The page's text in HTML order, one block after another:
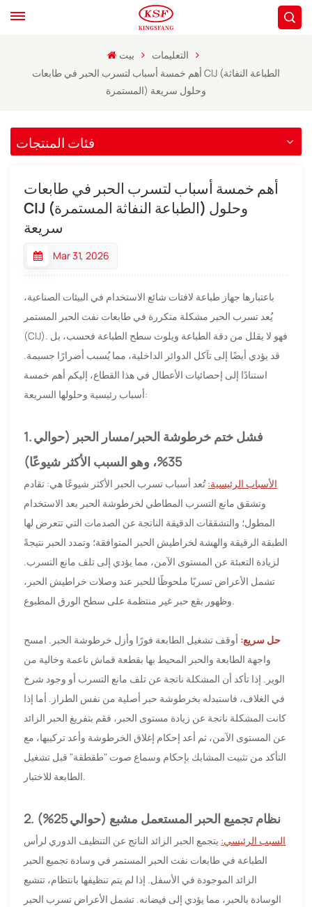
بيت
التعليمات
أهم خمسة أسباب لتسرب الحبر في طابعات CIJ (الطباعة النفاثة
المستمرة) وحلول سريعة
فئات المنتجات
أهم خمسة أسباب لتسرب الحبر في طابعات
CIJ (الطباعة النفاثة المستمرة) وحلول
سريعة
Mar 31, 2026
باعتبارها جهاز طباعة لافتات شائع الاستخدام في البيئات الصناعية،
يُعد تسرب الحبر مشكلة متكررة في طابعات نفث الحبر المستمر
(CIJ). فهو لا يقلل من دقة الطباعة ويلوث سطح الطباعة فحسب، بل
قد يؤدي أيضًا إلى تآكل الدوائر الداخلية، مما يُسبب أضرارًا جسيمة.
استنادًا إلى إحصائيات الأعطال في هذا القطاع، إليكم أهم خمسة
أسباب رئيسية وحلولها السريعة:
1. فشل ختم خرطوشة الحبر/مسار الحبر (حوالي
35%، وهو السبب الأكثر شيوعًا)
الأسباب الرئيسية:تُعد أسباب تسرب الحبر الأكثر شيوعًا هي: تقادم
وتشقق مانع التسرب المطاطي لخرطوشة الحبر بعد الاستخدام
المطول؛ والتشققات الدقيقة الناتجة عن الصدمات التي تتعرض لها
الطبقة الرقيقة والهشة لخراطيش الحبر المتوافقة؛ وتمدد الحبر نتيجةً
لزيادة التعبئة عن المستوى الآمن، مما يؤدي إلى تلف مانع التسرب.
تشمل الأعراض تسربًا ملحوظًا للحبر عند وصلات خراطيش الحبر،
وظهور بقع حبر غير منتظمة على سطح الورق المطبوع.
حل سريع: أوقف تشغيل الطابعة فورًا وأزل خرطوشة الحبر. امسح
واجهة الطابعة والحبر المحيط بها بقطعة قماش ناعمة وخالية من
الوبر. إذا تأكد أن المشكلة ناتجة عن تلف مانع التسرب أو وجود شرخ
في الغلاف، فاستبدله بخرطوشة حبر أصلية من نفس الطراز. أما إذا
كانت المشكلة ناتجة عن زيادة مستوى الحبر، فقم بتفريغ الحبر الزائد
عن المستوى الآمن، ثم أعد إحكام إغلاق الخرطوشة وأعد تركيبها، مع
التأكد من تثبيت المشابك بإحكام وسماع صوت "طقطقة" قبل تشغيل
الطابعة للاختبار.
2. نظام تجميع الحبر المستعمل مشبع (حوالي 25%)
السبب الرئيسي: يتجمع الحبر الزائد الناتج عن التنظيف الدوري لرأس
الطباعة في طابعات نفث الحبر المستمر في وسادة تجميع الحبر
الزائد الموجودة في الأسفل. إذا لم يتم تنظيفها بانتظام، تتشبع
الوسادة بالحبر، مما يؤدي إلى فيضانه. تشمل الأعراض تسرب الحبر